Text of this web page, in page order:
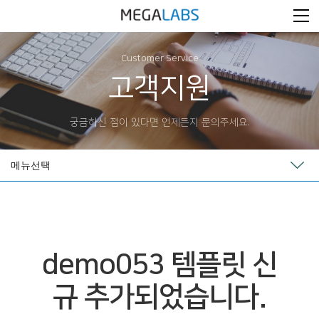
Customer Service
고객지원
궁금하신 점이 있다면 언제든지 문의주세요.
메뉴선택
demo053 템플릿 신
규 추가되었습니다.